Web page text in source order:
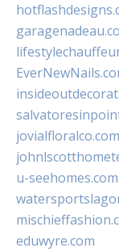
jovialfloralco.com
u-seehomes.com
eduwyre.com